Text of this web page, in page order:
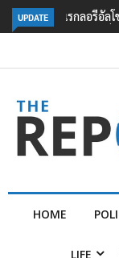
UPDATE
ลอรีอัลโชว์ผลประกอบ
คว้าไลเซนส์ ‘กุชชี่’